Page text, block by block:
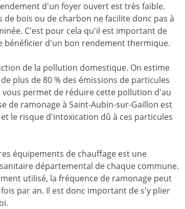
d'un foyer ouvert est très faible.
bois ou de charbon ne facilite donc pas à
C'est pour cela qu'il est important de
d'un bon rendement thermique.
de la pollution domestique. On estime
plus de 80 % des émissions de particules
permet de réduire cette pollution d'au
de ramonage à Saint-Aubin-sur-Gaillon est
le risque d'intoxication dû à ces particules
équipements de chauffage est une
départemental de chaque commune.
utilisé, la fréquence de ramonage peut
par an. Il est donc important de s'y plier